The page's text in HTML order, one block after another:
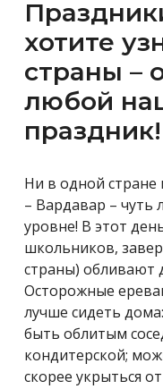
хотите
страны –
любой
праздник!
Ни в одной
– Вардавар – чуть
уровне! В этот
школьников,
страны) обливают
Осторожные
лучше сидеть
быть облитым
кондитерской;
скорее укрыться